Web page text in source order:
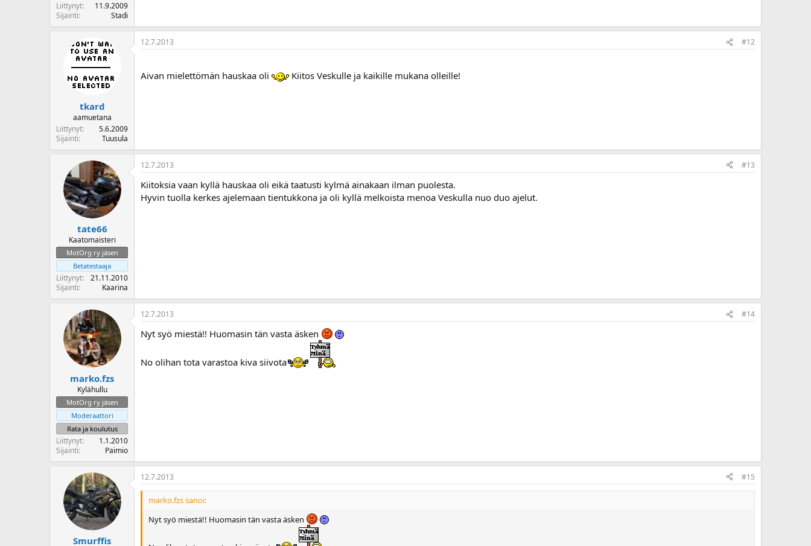
Liittynyt
11.9.2009
Sijainti
Stadi
tkard
aamuetana
Liittynyt
5.6.2009
Sijainti
Tuusula
12.7.2013 #12
Aivan mielettömän hauskaa oli Kiitos Veskulle ja kaikille mukana olleille!
tate66
Kaatomaisteri
MotOrg ry jäsen
Betatestaaja
Liittynyt
21.11.2010
Sijainti
Kaarina
12.7.2013 #13
Kiitoksia vaan kyllä hauskaa oli eikä taatusti kylmä ainakaan ilman puolesta.
Hyvin tuolla kerkes ajelemaan tientukkona ja oli kyllä melkoista menoa Veskulla nuo duo ajelut.
marko.fzs
Kylähullu
MotOrg ry jäsen
Moderaattori
Rata ja koulutus
Liittynyt
1.1.2010
Sijainti
Paimio
12.7.2013 #14
Nyt syö miestä!! Huomasin tän vasta äsken
No olihan tota varastoa kiva siivota
Smurffis
12.7.2013 #15
marko.fzs sanoi:
Nyt syö miestä!! Huomasin tän vasta äsken